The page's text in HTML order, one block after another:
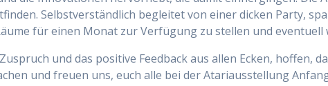
Selbstverständlich begleitet von einer dicken Party,
für einen Monat zur Verfügung zu stellen und eventuell
und das positive Feedback aus allen Ecken, hoffen,
und freuen uns, euch alle bei der Atariausstellung